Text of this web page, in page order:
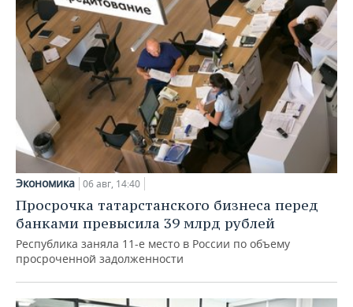
Экономика 06 авг, 14:40
Просрочка татарстанского бизнеса перед
банками превысила 39 млрд рублей
Республика заняла 11-е место в России по объему
просроченной задолженности